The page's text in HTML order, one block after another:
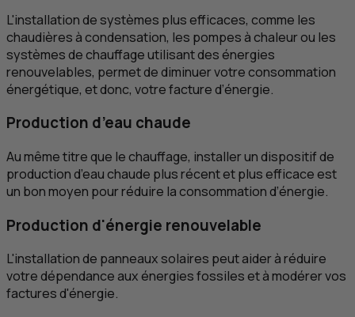
L'installation de systèmes plus efficaces, comme les
chaudières à condensation, les pompes à chaleur ou les
systèmes de chauffage utilisant des énergies
renouvelables, permet de diminuer votre consommation
énergétique, et donc, votre facture d’énergie.
Production d’eau chaude
Au même titre que le chauffage, installer un dispositif de
production d’eau chaude plus récent et plus efficace est
un bon moyen pour réduire la consommation d’énergie.
Production d'énergie renouvelable
L'installation de panneaux solaires peut aider à réduire
votre dépendance aux énergies fossiles et à modérer vos
factures d'énergie.